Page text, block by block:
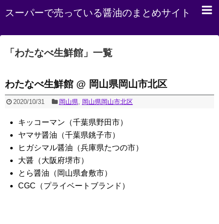
スーパーで売っている醤油のまとめサイト
「 わたなべ生鮮館 」 一覧
わたなべ生鮮館 @ 岡山県岡山市北区
2020/10/31 岡山県, 岡山県岡山市北区
キッコーマン（千葉県野田市）
ヤマサ醤油（千葉県銚子市）
ヒガシマル醤油（兵庫県たつの市）
大醤（大阪府堺市）
とら醤油（岡山県倉敷市）
CGC（プライベートブランド）